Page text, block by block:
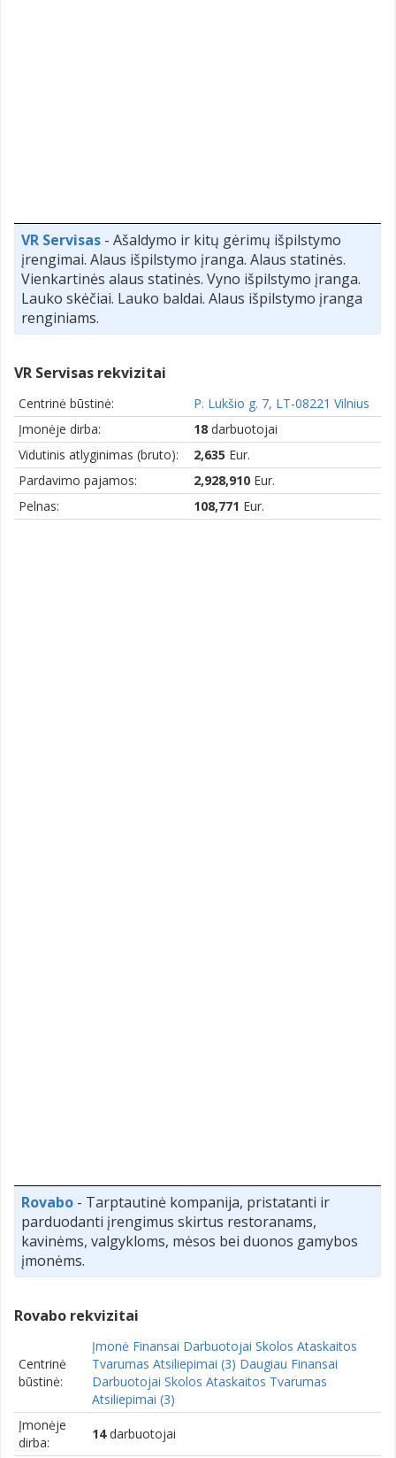
VR Servisas - Ašaldymo ir kitų gėrimų išpilstymo
įrengimai. Alaus išpilstymo įranga. Alaus statinės.
Vienkartinės alaus statinės. Vyno išpilstymo įranga.
Lauko skėčiai. Lauko baldai. Alaus išpilstymo įranga
renginiams.
VR Servisas rekvizitai
Centrinė būstinė:
P. Lukšio g. 7, LT-08221 Vilnius
Įmonėje dirba:
18 darbuotojai
Vidutinis atlyginimas (bruto):
2,635 Eur.
Pardavimo pajamos:
2,928,910 Eur.
Pelnas:
108,771 Eur.
Rovabo - Tarptautinė kompanija, pristatanti ir
parduodanti įrengimus skirtus restoranams,
kavinėms, valgykloms, mėsos bei duonos gamybos
įmonėms.
Rovabo rekvizitai
Centrinė
būstinė:
Įmonė Finansai Darbuotojai Skolos Ataskaitos
Tvarumas Atsiliepimai (3) Daugiau Finansai
Darbuotojai Skolos Ataskaitos Tvarumas
Atsiliepimai (3)
Įmonėje
dirba:
14darbuotojai